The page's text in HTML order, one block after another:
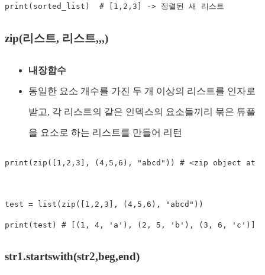
print ( sorted_list ) # [1,2,3] -> 정렬된 새 리스트
zip(리스트, 리스트,,,)
내장함수
동일한 요소 개수를 가진 두 개 이상의 리스트를 인자로
받고, 각 리스트의 같은 인덱스의 요소들끼리 묶은 튜플
을 요소로 하는 리스트를 만들어 리턴
print ( zip ( [ 1 , 2 , 3 ] , (4 , 5 , 6 ) , "abcd" ) ) # <zip object at
test = list ( zip ( [ 1 , 2 , 3 ] , (4 , 5 , 6 ) , "abcd" ) )
print (test ) # [(1, 4, 'a'), (2, 5, 'b'), (3, 6, 'c')]
str1.startswith(str2,beg,end)